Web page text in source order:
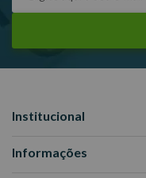
Institucional
Informações